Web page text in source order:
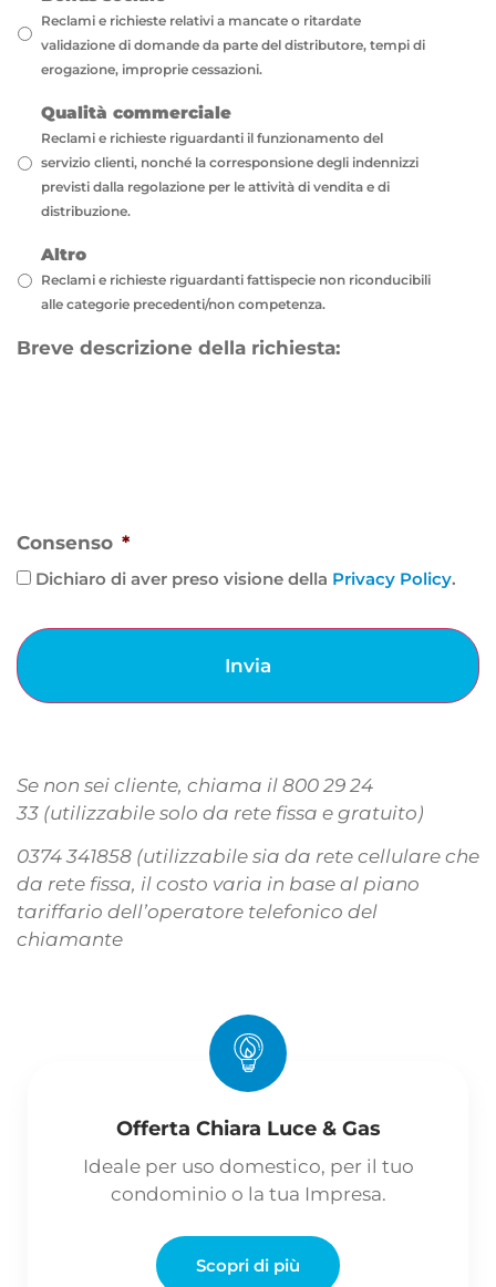
Reclami e richieste relativi a mancate o ritardate
validazione di domande da parte del distributore, tempi di
erogazione, improprie cessazioni.
Qualità commerciale
Reclami e richieste riguardanti il funzionamento del
servizio clienti, nonché la corresponsione degli indennizzi
previsti dalla regolazione per le attività di vendita e di
distribuzione.
Altro
Reclami e richieste riguardanti fattispecie non riconducibili
alle categorie precedenti/non competenza.
Breve descrizione della richiesta:
Consenso *
Dichiaro di aver preso visione della Privacy Policy.
Se non sei cliente, chiama il 800 29 24
33 (utilizzabile solo da rete fissa e gratuito)
0374 341858 (utilizzabile sia da rete cellulare che
da rete fissa, il costo varia in base al piano
tariffario dell’operatore telefonico del
chiamante
Offerta Chiara Luce & Gas
Ideale per uso domestico, per il tuo
condominio o la tua Impresa.
Scopri di più